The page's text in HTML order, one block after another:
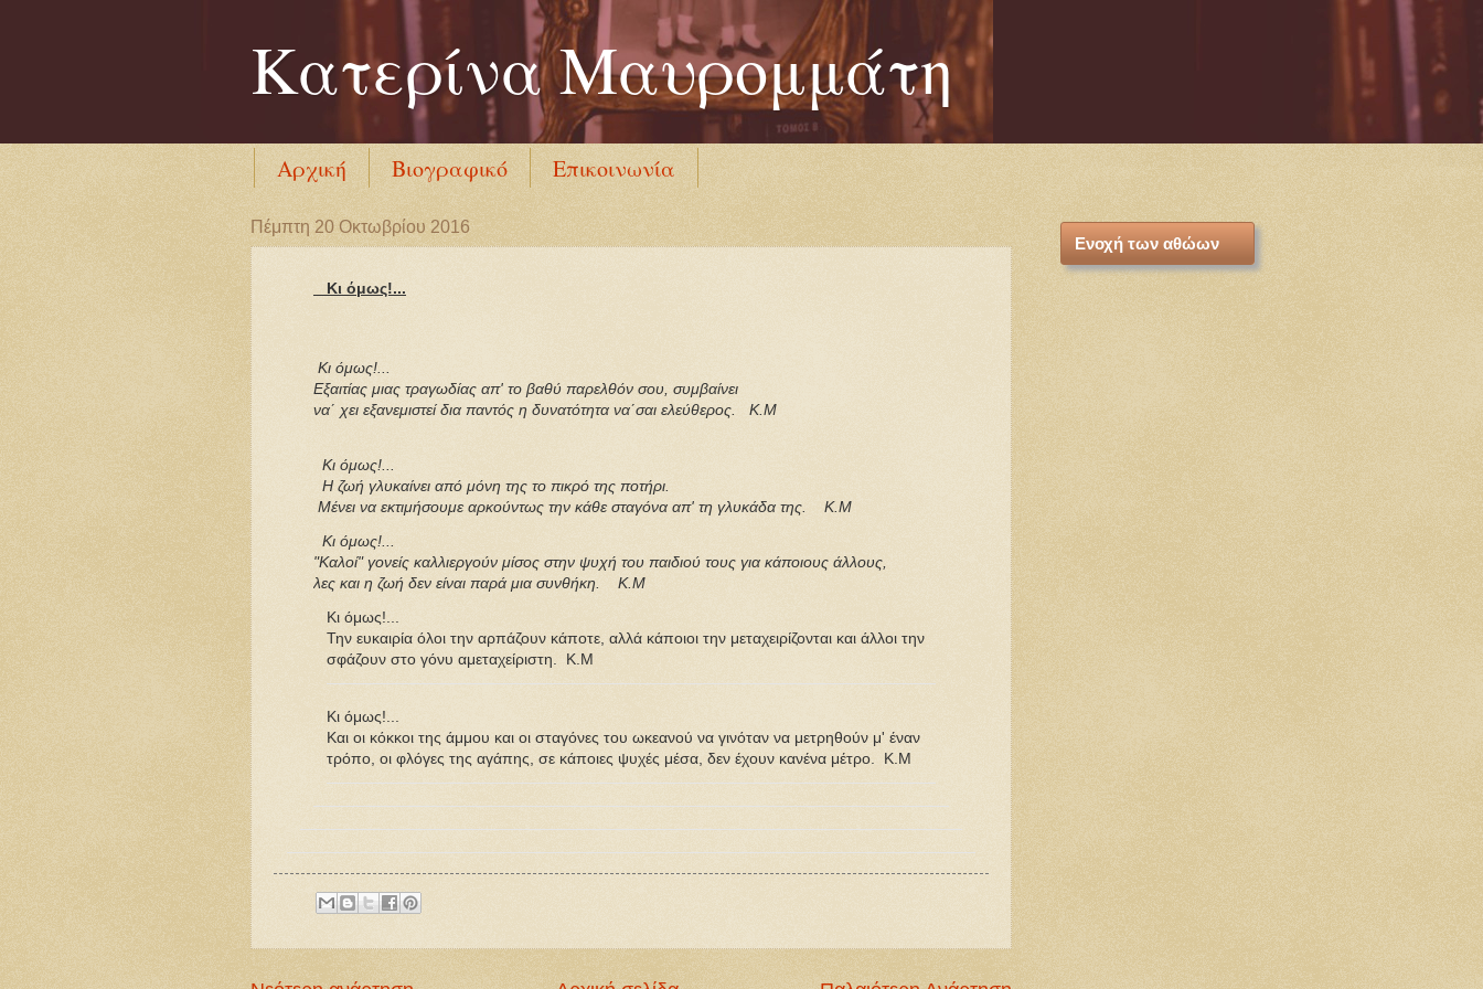
Κατερίνα Μαυρομμάτη
Αρχική Βιογραφικό Επικοινωνία
Πέμπτη 20 Οκτωβρίου 2016
Κι όμως!...
Κι όμως!...
Εξαιτίας μιας τραγωδίας απ' το βαθύ παρελθόν σου, συμβαίνει
να΄ χει εξανεμιστεί δια παντός η δυνατότητα να΄σαι ελεύθερος. Κ.Μ
Κι όμως!...
Η ζωή γλυκαίνει από μόνη της το πικρό της ποτήρι.
Μένει να εκτιμήσουμε αρκούντως την κάθε σταγόνα απ' τη γλυκάδα της. Κ.Μ
Κι όμως!...
"Καλοί" γονείς καλλιεργούν μίσος στην ψυχή του παιδιού τους για κάποιους άλλους,
λες και η ζωή δεν είναι παρά μια συνθήκη. Κ.Μ
Κι όμως!...
Την ευκαιρία όλοι την αρπάζουν κάποτε, αλλά κάποιοι την μεταχειρίζονται και άλλοι την
σφάζουν στο γόνυ αμεταχείριστη. K.M
Kι όμως!...
Και οι κόκκοι της άμμου και οι σταγόνες του ωκεανού να γινόταν να μετρηθούν μ' έναν
τρόπο, οι φλόγες της αγάπης, σε κάποιες ψυχές μέσα, δεν έχουν κανένα μέτρο. K.M
Ενοχή των αθώων